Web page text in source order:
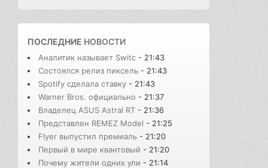
ПОСЛЕДНИЕ НОВОСТИ
Аналитик называет Switc - 21:43
Состоялся релиз пиксель - 21:43
Spotify сделала ставку - 21:43
Warner Bros. официально - 21:37
Владелец ASUS Astral RT - 21:36
Представлен REMEZ Model - 21:25
Flyer выпустил премиаль - 21:20
Первый в мире квантовый - 21:20
Почему жители одних ули - 21:14